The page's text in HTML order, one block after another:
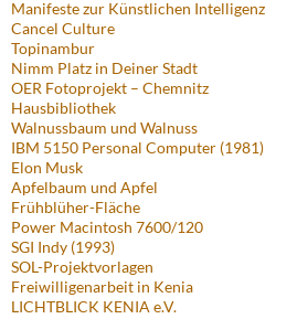
Manifeste zur Künstlichen Intelligenz
Cancel Culture
Topinambur
Nimm Platz in Deiner Stadt
OER Fotoprojekt – Chemnitz
Hausbibliothek
Walnussbaum und Walnuss
IBM 5150 Personal Computer (1981)
Elon Musk
Apfelbaum und Apfel
Frühblüher-Fläche
Power Macintosh 7600/120
SGI Indy (1993)
SOL-Projektvorlagen
Freiwilligenarbeit in Kenia
LICHTBLICK KENIA e.V.